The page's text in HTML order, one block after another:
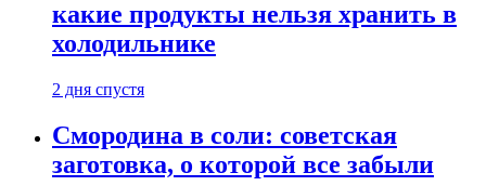
какие продукты нельзя хранить в
холодильнике
2 дня спустя
Смородина в соли: советская
заготовка, о которой все забыли